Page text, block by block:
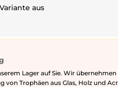
aus
Lager auf Sie. Wir
von Trophäen aus Glas, Holz und